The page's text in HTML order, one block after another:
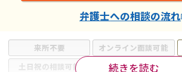
来所不要 オンライン面談可能
土日祝の相談可能
19時以降電話可能
続きを読む
弁護士への相談の流れ